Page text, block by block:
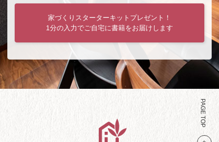
家づくりスターターキットプレゼント！
1分の入力でご自宅に書籍をお届けします
PAGE TOP